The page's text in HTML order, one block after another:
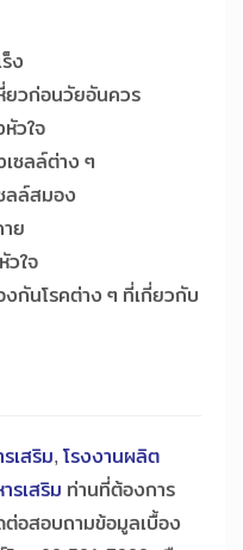
ง
ยวก่อนวัยอันควร
วใจ
ซลล์ต่าง ๆ
ลล์สมอง
ย
วใจ
กันโรคต่าง ๆ ที่เกี่ยวกับ
เสริม, โรงงานผลิต
รเสริม ท่านที่ต้องการ
ต่อสอบถามข้อมูลเบื้อง